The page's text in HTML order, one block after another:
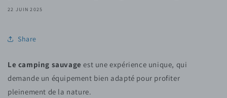
22 JUIN 2025
Share
Le camping sauvageest une expérience unique, qui
demande un équipement bien adapté pour profiter
pleinement de la nature.